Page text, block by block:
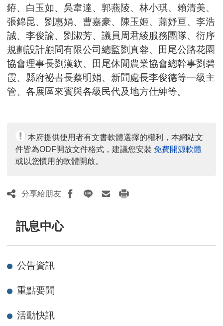
訊息中心
公告資訊
重點要聞
活動快訊
銌、白玉如、吳韋達、郭燕陵、林小琪、賴清美、
張錦昆、劉惠娟、曹嘉豪、陳玉姬、蕭妤亘、李浩
誠、李俊諭、劉淑芳、議員周君綾服務團隊、衍序
規劃設計顧問有限公司總監劉真蓉、田尾公路花園
協會理事長劉漢欽、田尾休閒農業協會總幹事劉碧
霞、縣府祕書長蔡明娟、新聞處長李俊德等一級主
管、各展區來賓與各級民代及地方仕紳等。
本府提供使用者有文書軟體選擇的權利，本網站文
件皆為ODF開放文件格式，建議您安裝 免費開源軟體
或以您慣用的軟體開啟。
分享給朋友